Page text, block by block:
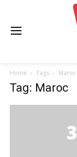
Home Tags Maroc
Tag: Maroc